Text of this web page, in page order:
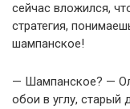
сейчас вложился,
стратегия,
шампанское!
— Шампанское? —
обои в углу, старый